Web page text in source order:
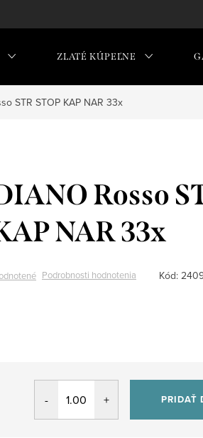
ZLATÉ KÚPEĽNE
STR STOP KAP NAR 33x
Rosso
NAR 33x
Podrobnosti hodnotenia Kód:
PRIDAŤ